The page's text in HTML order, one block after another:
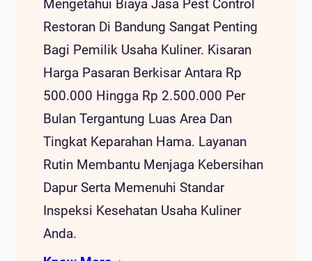
Mengetahui Biaya Jasa Pest Control
Restoran Di Bandung Sangat Penting
Bagi Pemilik Usaha Kuliner. Kisaran
Harga Pasaran Berkisar Antara Rp
500.000 Hingga Rp 2.500.000 Per
Bulan Tergantung Luas Area Dan
Tingkat Keparahan Hama. Layanan
Rutin Membantu Menjaga Kebersihan
Dapur Serta Memenuhi Standar
Inspeksi Kesehatan Usaha Kuliner
Anda.